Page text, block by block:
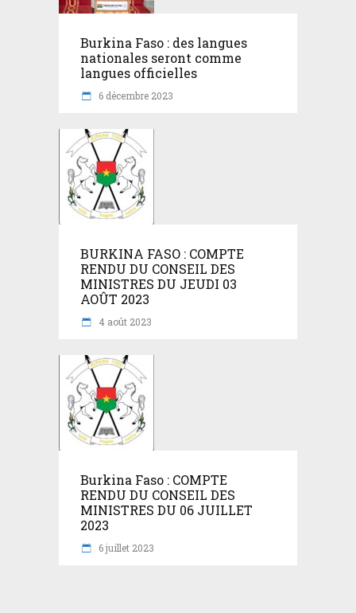
Burkina Faso : des langues
nationales seront comme
langues officielles
6 décembre 2023
BURKINA FASO : COMPTE
RENDU DU CONSEIL DES
MINISTRES DU JEUDI 03
AOÛT 2023
4 août 2023
Burkina Faso : COMPTE
RENDU DU CONSEIL DES
MINISTRES DU 06 JUILLET
2023
6 juillet 2023